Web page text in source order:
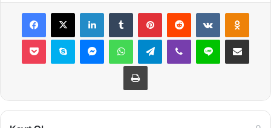
Facebook
X LinkedInTumblr PinterestReddit VKontakte
Pocket Skype MessengerWhatsAppTelegramViber Line E-Posta ile
Yazdır